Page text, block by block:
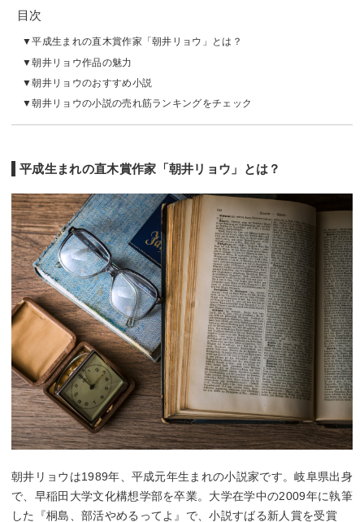
目次
平成生まれの直木賞作家「朝井リョウ」とは？
朝井リョウ作品の魅力
朝井リョウのおすすめ小説
朝井リョウの小説の売れ筋ランキングをチェック
平成生まれの直木賞作家「朝井リョウ」とは？
朝井リョウは1989年、平成元年生まれの小説家です。岐阜県出身
で、早稲田大学文化構想学部を卒業。大学在学中の2009年に執筆
した『桐島、部活やめるってよ』で、小説すばる新人賞を受賞